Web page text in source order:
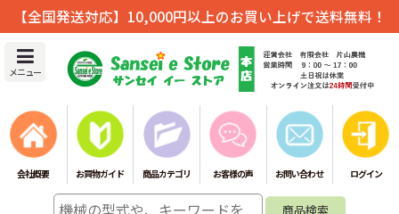
【全国発送対応】10,000円以上のお買い上げで送料無料！
メニュー
会社概要 お買物ガイド 商品カテゴリ お客様の声 お問い合わせ ログイン